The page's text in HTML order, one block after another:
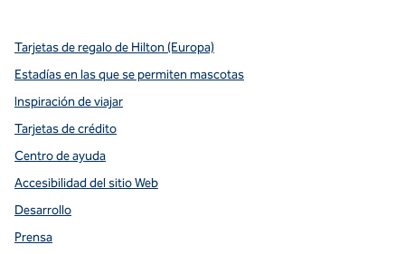
Tarjetas de regalo de Hilton (Europa)
Estadías en las que se permiten mascotas
Inspiración de viajar
Tarjetas de crédito
Centro de ayuda
Accesibilidad del sitio Web
Desarrollo
Prensa